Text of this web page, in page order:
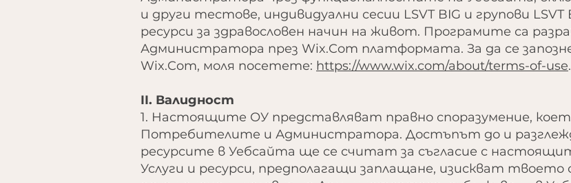
и други тестове, индивидуални сесии LSVT BIG и групови LSVT
ресурси за здравословен начин на живот. Програмите са
Администратора през Wix.Com платформата. За да се
Wix.Com, моля посетете: https://www.wix.com/about/terms-of-use.
II. Валидност
1. Настоящите ОУ представляват правно споразумение,
Потребителите и Администратора. Достъпът до и
ресурсите в Уебсайта ще се считат за съгласие с
Услуги и ресурси, предполагащи заплащане, изискват